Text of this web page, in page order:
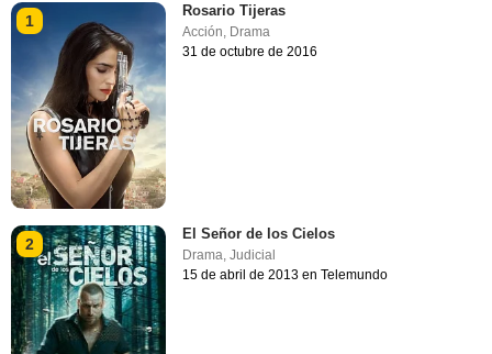
1
Rosario Tijeras
Acción, Drama
31 de octubre de 2016
2
El Señor de los Cielos
Drama,Judicial
15 de abril de 2013 en Telemundo